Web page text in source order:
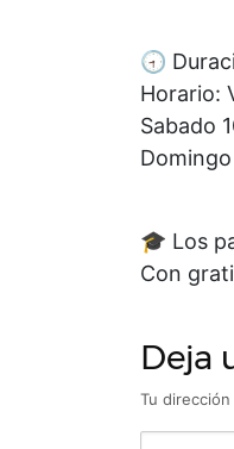
🕣
Horario:
Sabado
🎓 Los
Con
Deja
Tu